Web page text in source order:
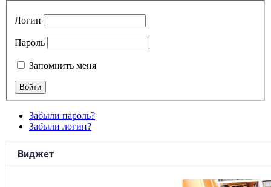
Логин
Пароль
Запомнить меня
Забыли пароль?
Забыли логин?